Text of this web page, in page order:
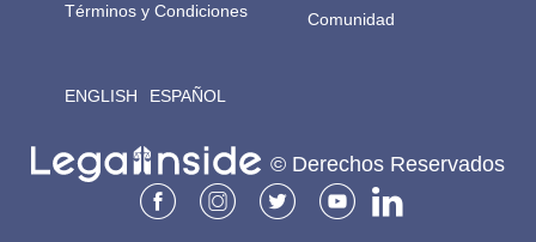
Términos y Condiciones
ENGLISH ESPAÑOL
Comunidad
© Derechos Reservados